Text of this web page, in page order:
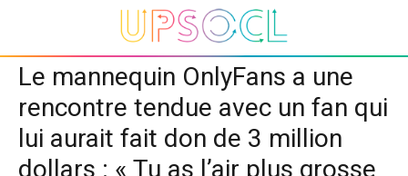
Le mannequin OnlyFans a une
rencontre tendue avec un fan qui
lui aurait fait don de 3 million
dollars : « Tu as l’air plus grosse